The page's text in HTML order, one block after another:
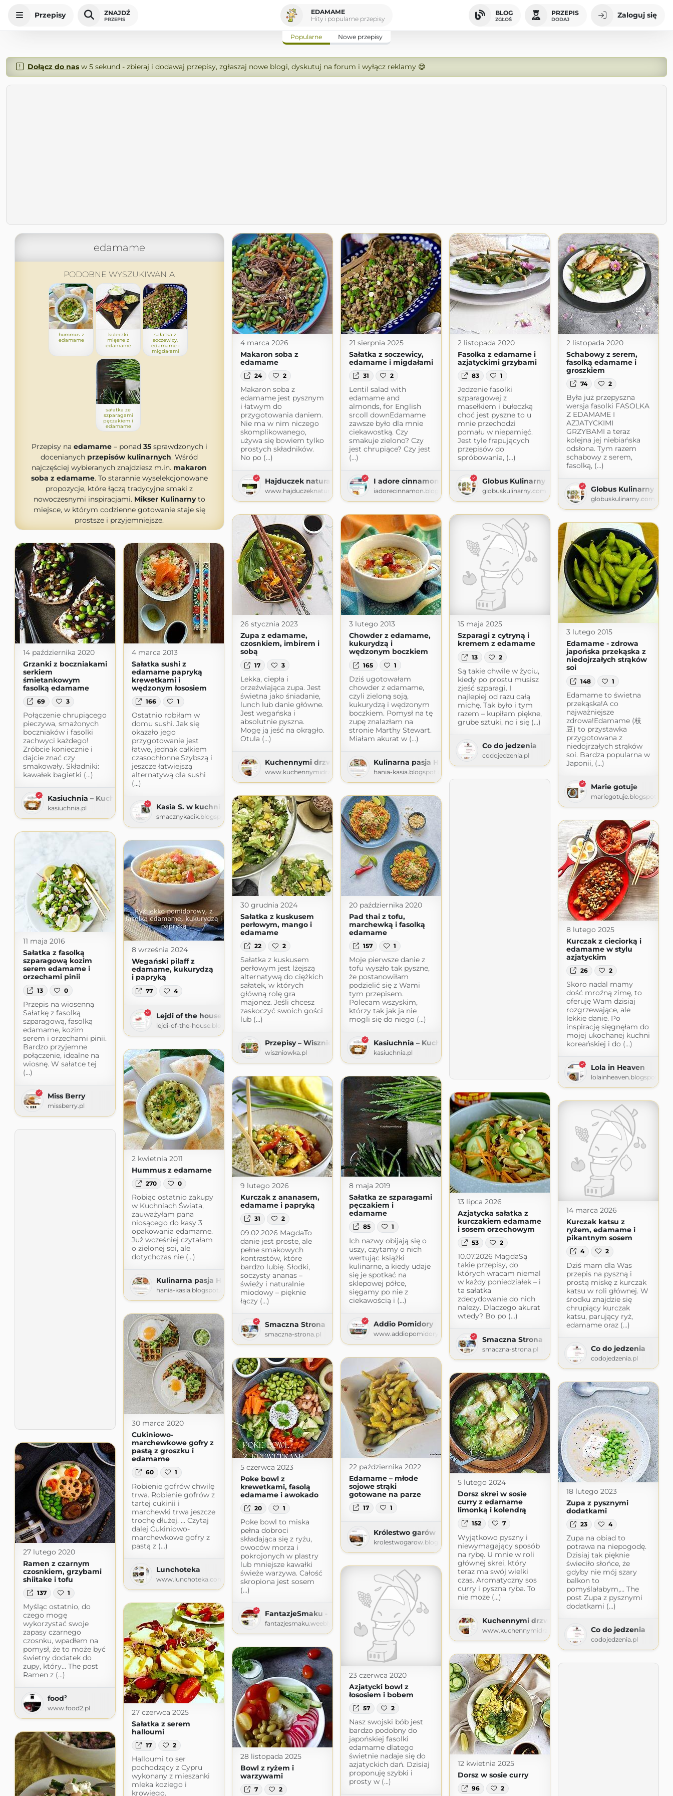
Przepisy ZNAJDŹ
PRZEPIS
EDAMAME
Hity i popularne przepisy
BLOG
ZGŁOŚ
PRZEPIS
DODAJ Zaloguj się
Popularne Nowe przepisy
Dołącz do nasw 5 sekund - zbieraj i dodawaj przepisy, zgłaszaj nowe blogi, dyskutuj na forum i wyłącz reklamy 😄
edamame
PODOBNE WYSZUKIWANIA
hummus z
edamame
kuleczki
mięsne z
edamame
sałatka z
soczewicy,
edamame i
migdałami
sałatka ze
szparagami
pęczakiem i
edamame
Przepisy na edamame– ponad 35sprawdzonych i
docenianych przepisów kulinarnych. Wśród
najczęściej wybieranych znajdziesz m.in. makaron
soba z edamame. To starannie wyselekcjonowane
propozycje, które łączą tradycyjne smaki z
nowoczesnymi inspiracjami. Mikser Kulinarnyto
miejsce, w którym codzienne gotowanie staje się
prostsze i przyjemniejsze.
4 marca 2026
Makaron soba z
edamame
24 2
Makaron soba z
edamame jest pysznym
i łatwym do
przygotowania daniem.
Nie ma w nim niczego
skomplikowanego,
używa się bowiem tylko
prostych składników.
No po (...)
Hajduczek naturalnie
www.hajduczeknaturalnie.pl
21 sierpnia 2025
Sałatka z soczewicy,
edamame i migdałami
31 2
Lentil salad with
edamame and
almonds, for English
srcoll downEdamame
zawsze było dla mnie
ciekawostką. Czy
smakuje zielono? Czy
jest chrupiące? Czy jest
(...)
I adore cinnamon
iadorecinnamon.blogspot.com
2 listopada 2020
Fasolka z edamame i
azjatyckimi grzybami
83 1
Jedzenie fasolki
szparagowej z
masełkiem i bułeczką
choć jest pyszne to u
mnie przechodzi
pomału w niepamięć.
Jest tyle frapujących
przepisów do
spróbowania, (...)
Globus Kulinarny
globuskulinarny.com
2 listopada 2020
Schabowy z serem,
fasolką edamame i
groszkiem
74 2
Była już przepyszna
wersja fasolki FASOLKA
Z EDAMAME I
AZJATYCKIMI
GRZYBAMI a teraz
kolejna jej niebiańska
odsłona. Tym razem
schabowy z serem,
fasolką, (...)
Globus Kulinarny
globuskulinarny.com
26 stycznia 2023
Zupa z edamame,
czosnkiem, imbirem i
sobą
17 3
Lekka, ciepła i
orzeźwiająca zupa. Jest
świetna jako śniadanie,
lunch lub danie główne.
Jest wegańska i
absolutnie pyszna.
Mogę ją jeść na okrągło.
Otula (...)
Kuchennymi drzwiami
www.kuchennymidrzwiami.pl
3 lutego 2013
Chowder z edamame,
kukurydzą i
wędzonym boczkiem
165 1
Dziś ugotowałam
chowder z edamame,
czyli zieloną soją,
kukurydzą i wędzonym
boczkiem. Pomysł na tę
zupę znalazłam na
stronie Marthy Stewart.
Miałam akurat w (...)
Kulinarna pasja Hani-Kasi
hania-kasia.blogspot.com
15 maja 2025
Szparagi z cytryną i
kremem z edamame
13 2
Są takie chwile w życiu,
kiedy po prostu musisz
zjeść szparagi. I
najlepiej od razu całą
michę. Tak było i tym
razem – kupiłam piękne,
grube sztuki, no i się (...)
Co do jedzenia
codojedzenia.pl
3 lutego 2015
Edamame - zdrowa
japońska przekąska z
niedojrzałych strąków
soi
148 1
Edamame to świetna
przekąska!A co
najważniejsze
zdrowa!Edamame (枝
豆) to przystawka
przygotowana z
niedojrzałych strąków
soi. Bardza popularna w
Japonii, (...)
Marie gotuje
mariegotuje.blogspot.com
14 października 2020
Grzanki z boczniakami
serkiem
śmietankowym
fasolką edamame
69 3
Połączenie chrupiącego
pieczywa, smażonych
boczniaków i fasolki
zachwyci każdego!
Zróbcie koniecznie i
dajcie znać czy
smakowały. Składniki:
kawałek bagietki (...)
Kasiuchnia – Kuchnia Kasi
kasiuchnia.pl
4 marca 2013
Sałatka sushi z
edamame papryką
krewetkami i
wędzonym łososiem
166 1
Ostatnio robiłam w
domu sushi. Jak się
okazało jego
przygotowanie jest
łatwe, jednak całkiem
czasochłonne.Szybszą i
jeszcze łatwiejszą
alternatywą dla sushi
(...)
Kasia S. w kuchni
smacznykacik.blogspot.com
30 grudnia 2024
Sałatka z kuskusem
perłowym, mango i
edamame
22 2
Sałatka z kuskusem
perłowym jest lżejszą
alternatywą do ciężkich
sałatek, w których
główną rolę gra
majonez. Jeśli chcesz
zaskoczyć swoich gości
lub (...)
Przepisy – Wiszniówka
wiszniowka.pl
20 października 2020
Pad thai z tofu,
marchewką i fasolką
edamame
157 1
Moje pierwsze danie z
tofu wyszło tak pyszne,
że postanowiłam
podzielić się z Wami
tym przepisem.
Polecam wszyskim,
którzy tak jak ja nie
mogli się do niego (...)
Kasiuchnia – Kuchnia Kasi
kasiuchnia.pl
8 lutego 2025
Kurczak z cieciorką i
edamame w stylu
azjatyckim
26 2
Skoro nadal mamy
dość mroźną zimę, to
oferuję Wam dzisiaj
rozgrzewające, ale
lekkie danie. Po
inspirację sięgnęłam do
mojej ukochanej kuchni
koreańskiej i do (...)
Lola in Heaven
lolainheaven.blogspot.com
11 maja 2016
Sałatka z fasolką
szparagową kozim
serem edamame i
orzechami pinii
13 0
Przepis na wiosenną
Sałatkę z fasolką
szparagową, fasolką
edamame, kozim
serem i orzechami pinii.
Bardzo przyjemne
połączenie, idealne na
wiosnę. W sałatce tej
(...)
Miss Berry
missberry.pl
8 września 2024
Wegański pilaff z
edamame, kukurydzą
i papryką
77 4
Lejdi of the house
lejdi-of-the-house.blogspot.com
2 kwietnia 2011
Hummus z edamame
270 0
Robiąc ostatnio zakupy
w Kuchniach Świata,
zauważyłam pana
niosącego do kasy 3
opakowania edamame.
Już wcześniej czytałam
o zielonej soi, ale
dotychczas nie (...)
Kulinarna pasja Hani-Kasi
hania-kasia.blogspot.com
9 lutego 2026
Kurczak z ananasem,
edamame i papryką
31 2
09.02.2026 MagdaTo
danie jest proste, ale
pełne smakowych
kontrastów, które
bardzo lubię. Słodki,
soczysty ananas –
świeży i naturalnie
miodowy – pięknie
łączy (...)
Smaczna Strona
smaczna-strona.pl
8 maja 2019
Sałatka ze szparagami
pęczakiem i
edamame
85 1
Ich nazwy obijają się o
uszy, czytamy o nich
wertując książki
kulinarne, a kiedy udaje
się je spotkać na
sklepowej półce,
sięgamy po nie z
ciekawością i (...)
Addio Pomidory
www.addiopomidory.pl
13 lipca 2026
Azjatycka sałatka z
kurczakiem edamame
i sosem orzechowym
53 2
10.07.2026 MagdaSą
takie przepisy, do
których wracam niemal
w każdy poniedziałek – i
ta sałatka
zdecydowanie do nich
należy. Dlaczego akurat
wtedy? Bo po (...)
Smaczna Strona
smaczna-strona.pl
14 marca 2026
Kurczak katsu z
ryżem, edamame i
pikantnym sosem
4 2
Dziś mam dla Was
przepis na pyszną i
prostą miskę z kurczak
katsu w roli głównej. W
środku znajdzie się
chrupiący kurczak
katsu, parujący ryż,
edamame oraz (...)
Co do jedzenia
codojedzenia.pl
30 marca 2020
Cukiniowo-
marchewkowe gofry z
pastą z groszku i
edamame
60 1
Robienie gofrów chwilę
trwa. Robienie gofrów z
tartej cukinii i
marchewki trwa jeszcze
trochę dłużej. … Czytaj
dalej Cukiniowo-
marchewkowe gofry z
pastą z (...)
Lunchoteka
www.lunchoteka.com
22 października 2022
Edamame – młode
sojowe strąki
gotowane na parze
17 1
Królestwo garów
krolestwogarow.blogspot.com
5 czerwca 2023
Poke bowl z
krewetkami, fasolą
edamame i awokado
20 1
Poke bowl to miska
pełna dobroci
składająca się z ryżu,
owoców morza i
pokrojonych w plastry
lub mniejsze kawałki
świeże warzywa. Całość
skropiona jest sosem
(...)
FantazjeSmaku - Blog kulinarny
fantazjesmaku.weebly.com
5 lutego 2024
Dorsz skrei w sosie
curry z edamame
limonką i kolendrą
152 7
Wyjątkowo pyszny i
niewymagający sposób
na rybę. U mnie w roli
głównej skrei, który
teraz ma swój wielki
czas. Aromatyczny sos
curry i pyszna ryba. To
nie może (...)
Kuchennymi drzwiami
www.kuchennymidrzwiami.pl
18 lutego 2023
Zupa z pysznymi
dodatkami
23 4
Zupa na obiad to
potrawa na niepogodę.
Dzisiaj tak pięknie
świeciło słońce, że
gdyby nie mój szary
balkon to
pomyślałabym,… The
post Zupa z pysznymi
dodatkami (...)
Co do jedzenia
codojedzenia.pl
27 lutego 2020
Ramen z czarnym
czosnkiem, grzybami
shiitake i tofu
137 1
Myśląc ostatnio, do
czego mogę
wykorzystać swoje
zapasy czarnego
czosnku, wpadłem na
pomysł, że to może być
świetny dodatek do
zupy, który… The post
Ramen z (...)
food²
www.food2.pl
23 czerwca 2020
Azjatycki bowl z
łososiem i bobem
57 2
Nasz swojski bób jest
bardzo podobny do
japońskiej fasolki
edamame dlatego
świetnie nadaje się do
azjatyckich dań. Dzisiaj
proponuję szybki i
prosty w (...)
27 czerwca 2025
Sałatka z serem
halloumi
17 2
Halloumi to ser
pochodzący z Cypru
wykonany z mieszanki
mleka koziego i
krowiego.
28 listopada 2025
Bowl z ryżem i
warzywami
7 2
12 kwietnia 2025
Dorsz w sosie curry
96 2